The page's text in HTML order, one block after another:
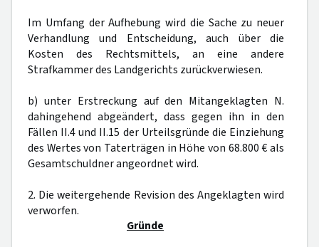
Im Umfang der Aufhebung wird die Sache zu neuer
Verhandlung und Entscheidung, auch über die
Kosten des Rechtsmittels, an eine andere
Strafkammer des Landgerichts zurückverwiesen.
b) unter Erstreckung auf den Mitangeklagten N.
dahingehend abgeändert, dass gegen ihn in den
Fällen II.4 und II.15 der Urteilsgründe die Einziehung
des Wertes von Taterträgen in Höhe von 68.800 € als
Gesamtschuldner angeordnet wird.
2. Die weitergehende Revision des Angeklagten wird
verworfen.
Gründe